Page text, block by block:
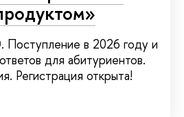
. Поступление в 2026 году и
для абитуриентов.
Регистрация открыта!